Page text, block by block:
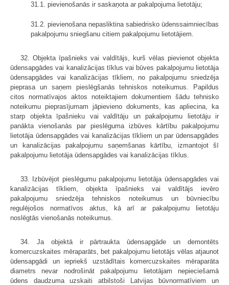
31.1. pievienošanās ir saskaņota ar pakalpojuma lietotāju;
31.2. pievienošana nepasliktina sabiedrisko ūdenssaimniecības
pakalpojumu sniegšanu citiem pakalpojumu lietotājiem.
32. Objekta īpašnieks vai valdītājs, kurš vēlas pievienot objekta
ūdensapgādes vai kanalizācijas tīklus vai būves pakalpojumu lietotāja
ūdensapgādes vai kanalizācijas tīkliem, no pakalpojumu sniedzēja
pieprasa un saņem pieslēgšanās tehniskos noteikumus. Papildus
citos normatīvajos aktos noteiktajiem dokumentiem šādu tehnisko
noteikumu pieprasījumam jāpievieno dokuments, kas apliecina, ka
starp objekta īpašnieku vai valdītāju un pakalpojumu lietotāju ir
panākta vienošanās par pieslēguma izbūves kārtību pakalpojumu
lietotāja ūdensapgādes vai kanalizācijas tīkliem un par ūdensapgādes
un kanalizācijas pakalpojumu saņemšanas kārtību, izmantojot šī
pakalpojumu lietotāja ūdensapgādes vai kanalizācijas tīklus.
33. Izbūvējot pieslēgumu pakalpojumu lietotāja ūdensapgādes vai
kanalizācijas tīkliem, objekta īpašnieks vai valdītājs ievēro
pakalpojumu sniedzēja tehniskos noteikumus un būvniecību
regulējošos normatīvos aktus, kā arī ar pakalpojumu lietotāju
noslēgtās vienošanās noteikumus.
34. Ja objektā ir pārtraukta ūdensapgāde un demontēts
komercuzskaites mēraparāts, bet pakalpojumu lietotājs vēlas atjaunot
ūdensapgādi un iepriekš uzstādītais komercuzskaites mēraparāta
diametrs nevar nodrošināt pakalpojumu lietotājam nepieciešamā
ūdens daudzuma uzskaiti atbilstoši Latvijas būvnormatīviem un